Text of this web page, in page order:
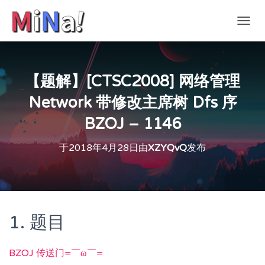
换
【题解】[CTSC2008] 网络管理
Network 带修改主席树 Dfs 序
BZOJ – 1146
于2018年4月28日 由XZYQvQ发布
1. 题目
BZOJ 传送门=￣ω￣=